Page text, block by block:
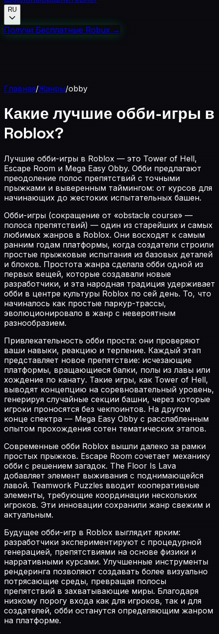
RU
Получи Бесплатные Robux →
Главная/Жанры/obby
Какие лучшие обби-игры в
Roblox?
Лучшие обби-игры в Roblox — это Tower of Hell,
Escape Room и Mega Easy Obby. Обби предлагают
преодоление полос препятствий с точными
прыжками и выверенным таймингом: от курсов для
начинающих до жестоких испытательных башен.
Обби-игры (сокращение от «obstacle course» —
полоса препятствий) — один из старейших и самых
любимых жанров в Roblox. Они восходят к самым
ранним годам платформы, когда создатели строили
простые прыжковые испытания из базовых деталей
и блоков. Простота жанра сделала обби одной из
первых вещей, которые создавали новые
разработчики, и эта народная традиция удерживает
обби в центре культуры Roblox по сей день. То, что
начиналось как простые паркур-трассы,
эволюционировало в жанр с невероятным
разнообразием.
Привлекательность обби проста: они проверяют
ваши навыки, реакцию и терпение. Каждый этап
представляет новое препятствие: исчезающие
платформы, вращающиеся балки, полы из лавы или
хождение по канату. Такие игры, как Tower of Hell,
выводят концепцию на соревновательный уровень,
генерируя случайные секции башни, через которые
игроки проносятся без чекпоинтов. На другом
конце спектра — Mega Easy Obby с расслабленным
опытом прохождения сотен тематических этапов.
Современные обби Roblox вышли далеко за рамки
простых прыжков. Escape Room сочетает механику
обби с решением загадок. The Floor Is Lava
добавляет элемент выживания с поднимающейся
лавой. Teamwork Puzzles вводит кооперативные
элементы, требующие координации нескольких
игроков. Эти инновации сохранили жанр свежим и
актуальным.
Будущее обби-игр в Roblox выглядит ярким:
разработчики экспериментируют с процедурной
генерацией, препятствиями на основе физики и
нарративными курсами. Улучшенные инструменты
рендеринга позволяют создавать более визуально
потрясающие среды, превращая полосы
препятствий в захватывающие миры. Благодаря
низкому порогу входа как для игроков, так и для
создателей, обби останутся определяющим жанром
на платформе.